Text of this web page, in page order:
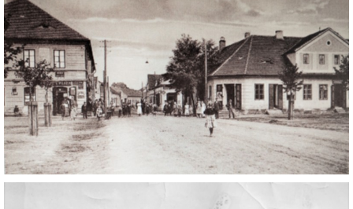
OSTATNÍ
ODKAZY
O NÁS
DŮL NA SLÍDU (NA KOLE)